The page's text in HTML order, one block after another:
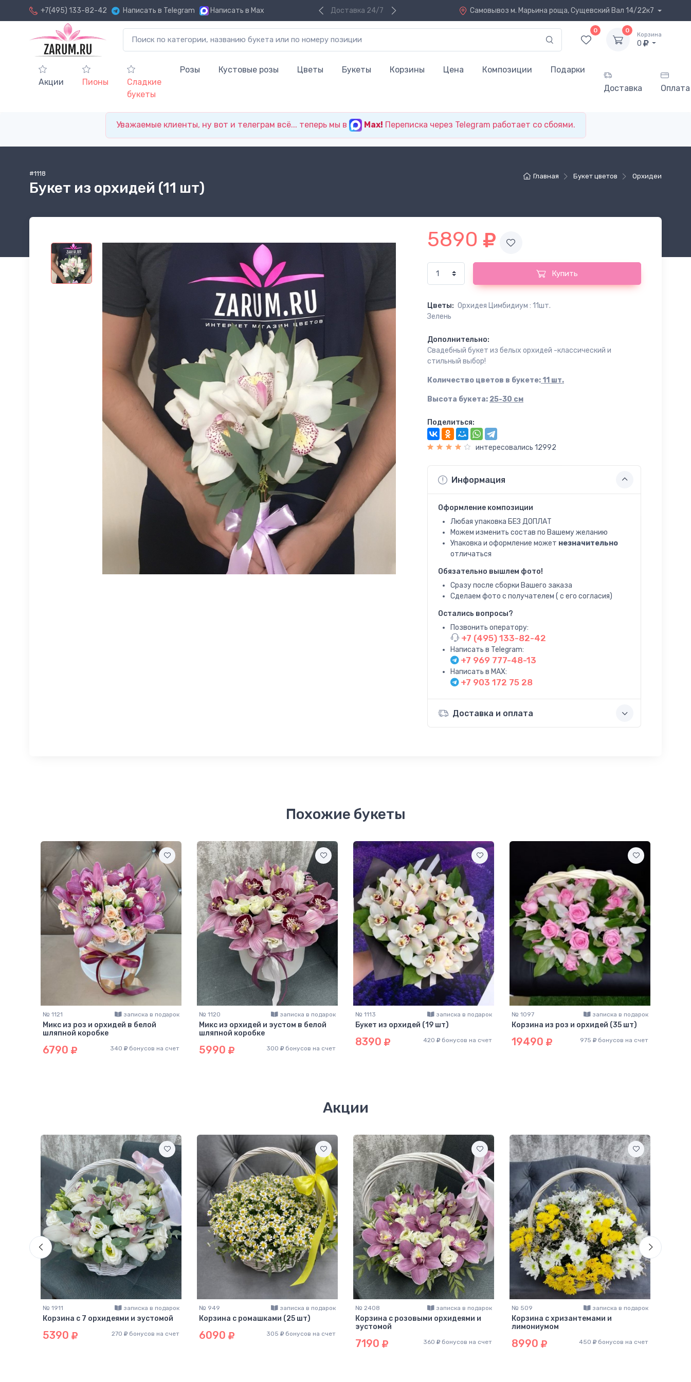
+7(495) 133-82-42 Написать в Telegram Написать в Max Доставка 24/7 Самовывоз м. Марьина роща, Сущевский Вал 14/22к7
0 0
Корзина
0
Акции Пионы
Сладкие
букеты
Розы Кустовые розы Цветы Букеты Корзины Цена Композиции
Подарки
Доставка
Оплата
Уважаемые клиенты, ну вот и телеграм всё... теперь мы в Max! Переписка через Telegram работает со сбоями.
Главная Букет цветов Орхидеи
#1118
Букет из орхидей (11 шт)
5890
Купить
Цветы: Орхидея Цимбидиум : 11шт.
Зелень
Дополнительно:
Свадебный букет из белых орхидей -классический и
стильный выбор!
Количество цветов в букете:11 шт.
Высота букета: 25-30 см
Поделиться:
интересовались 12992
Информация
Оформление композиции
Любая упаковка БЕЗ ДОПЛАТ
Можем изменить состав по Вашему желанию
Упаковка и оформление может незначительно
отличаться
Обязательно вышлем фото!
Сразу после сборки Вашего заказа
Сделаем фото с получателем ( с его согласия)
Остались вопросы?
Позвонить оператору:
+7 (495) 133-82-42
Написать в Telegram:
+7 969 777-48-13
Написать в MAX:
+7 903 172 75 28
Доставка и оплата
Похожие букеты
№ 1121 записка в подарок
Микс из роз и орхидей в белой
шляпной коробке
6790 340 бонусов на счет
№ 1120 записка в подарок
Микс из орхидей и эустом в белой
шляпной коробке
5990 300 бонусов на счет
№ 1113 записка в подарок
Букет из орхидей (19 шт)
8390 420 бонусов на счет
№ 1097 записка в подарок
Корзина из роз и орхидей (35 шт)
19490 975 бонусов на счет
Акции
№ 1911 записка в подарок
Корзина с 7 орхидеями и эустомой
5390 270 бонусов на счет
№ 949 записка в подарок
Корзина с ромашками (25 шт)
6090 305 бонусов на счет
№ 2408 записка в подарок
Корзина с розовыми орхидеями и
эустомой
7190 360 бонусов на счет
№ 509 записка в подарок
Корзина с хризантемами и
лимониумом
8990 450 бонусов на счет